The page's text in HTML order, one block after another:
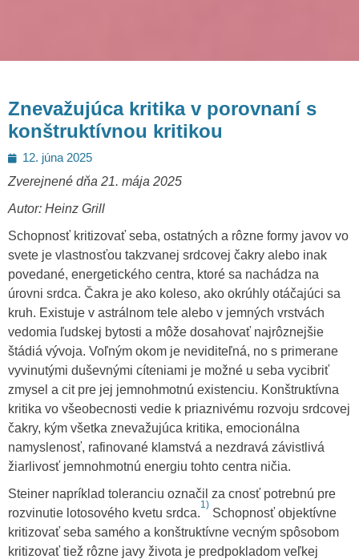
Znevažujúca kritika v porovnaní s
konštruktívnou kritikou
Posted
on
12. júna 2025
Zverejnené dňa 21. mája 2025
Autor: Heinz Grill
Schopnosť kritizovať seba, ostatných a rôzne formy javov vo
svete je vlastnosťou takzvanej srdcovej čakry alebo inak
povedané, energetického centra, ktoré sa nachádza na
úrovni srdca. Čakra je ako koleso, ako okrúhly otáčajúci sa
kruh. Existuje v astrálnom tele alebo v jemných vrstvách
vedomia ľudskej bytosti a môže dosahovať najrôznejšie
štádiá vývoja. Voľným okom je neviditeľná, no s primerane
vyvinutými duševnými cíteniami je možné u seba vycibriť
zmysel a cit pre jej jemnohmotnú existenciu. Konštruktívna
kritika vo všeobecnosti vedie k priaznivému rozvoju srdcovej
čakry, kým všetka znevažujúca kritika, emocionálna
namyslenosť, rafinované klamstvá a nezdravá závistlivá
žiarlivosť jemnohmotnú energiu tohto centra ničia.
Steiner napríklad toleranciu označil za cnosť potrebnú pre
rozvinutie lotosového kvetu srdca.
1)
Schopnosť objektívne
kritizovať seba samého a konštruktívne vecným spôsobom
kritizovať tiež rôzne javy života je predpokladom veľkej